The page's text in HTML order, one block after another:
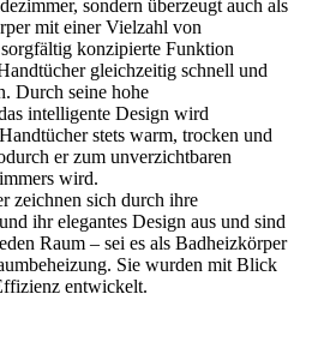
sondern überzeugt auch als
mit einer Vielzahl von
konzipierte Funktion
gleichzeitig schnell und
Durch seine hohe
intelligente Design wird
stets warm, trocken und
er zum unverzichtbaren
wird.
zeichnen sich durch ihre
ihr elegantes Design aus und sind
Raum – sei es als Badheizkörper
Sie wurden mit Blick
entwickelt.